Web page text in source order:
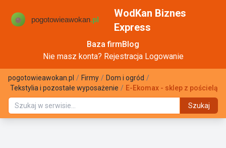
WodKan Biznes
Express
Baza firmBlog
Nie masz konta? Rejestracja Logowanie
pogotowieawokan.pl / Firmy / Dom i ogród /
Tekstylia i pozostałe wyposażenie / E-Ekomax - sklep z pościelą
Szukaj